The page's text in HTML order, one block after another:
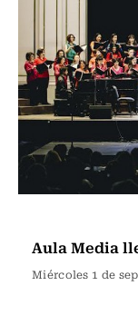
Aula Media
Miércoles 1 de